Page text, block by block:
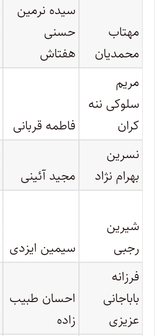
مهتاب
محمدیان
سیده نرمین
حسنی
هفتاش
مریم
سلوکی ننه
کران
فاطمه قربانی
نسرین
بهرام نژاد
مجید آئینی
شیرین
رجبی
سیمین ایزدی
فرزانه
باباجانی
عزیزی
احسان طبیب
زاده